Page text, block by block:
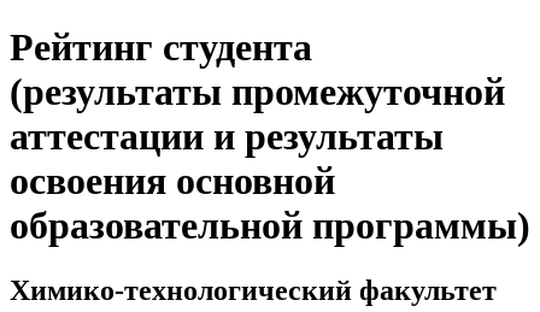
Рейтинг студента
(результаты промежуточной
аттестации и результаты
освоения основной
образовательной программы)
Химико-технологический факультет